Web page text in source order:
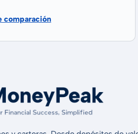
comparación